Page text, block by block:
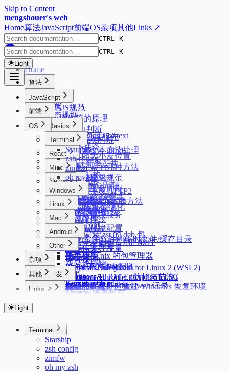
Skip to Content
mengshouer's web
Home算法JavaScript前端OS杂项其他Links ↗
CTRL K
Light
CTRL K
Home
算法
排序
搜索
动态规划
树
二叉树最近公共祖先
JavaScript
前端JS规范
new操作符的原理
数据类型的判断
JSON来回转换的坑
实现 call、apply、bind
标签函数
Promise
Console 的使用
Web Worker
一种简洁的添加入参的方法
动态执行的几种方法
常见JS问题
常见代码片段
异步任务并发量
Deepclone
Lazyman
debounce&throttle（防抖与节流）
Deduplication
反转链表
三数之和
Eventloop
前端
Basics
Formatting Context
css选择器
元素的大小及位置
隐藏元素的几种方法
水平垂直居中
页面的生命周期
关于 1px 问题
Flex
Code
页面大文本崩溃处理
React
React 新老架构
Fiber 架构
React 生命周期
React的严格模式
React的性能优化
Misc
前端模块化规范
DevTools
性能优化
node 版本管理
客户端指纹
Network
HTTP1.1 & HTTP2
HTTP缓存
浏览器跨域
OS
Terminal
Starship
zsh config
zimfw
oh my zsh
Windows
PowerShell profile
oh-my-posh
磁盘管理
Autostartup
系统/常用软件的临时文件/缓存目录
Extensions
Ventoy
Windows Subsystem for Linux 2 (WSL2)
Windows 11 IOT Enterprise LTSC
在独立恢复分区重建 Windows 恢复环境
Linux
Alpine 管理服务
sysctl.conf
dpkg 安装 zst 的 deb 包
中文字体配置
简单使用 nix 的包管理器
Linux 下的 Android
Dropbear
Swap
Mac
Mac 新环境配置
Android
记录一些刷机常用的软件
安卓优化
拨号快捷键
Adb
Kernelsu Overlayfs
Thanox 情景模式
Other
IPv6 设置
PVE CPU 省电配置
杂项
开发
uv
conda
acme.sh 证书管理
Nginx 反向代理
其他
tabby 自建同步服务 tabby-web 记录
浏览器优化
科学上网
MosDNS 屏蔽国内常见的 PCDN
Links ↗
Markdown Editor
Regex Tester
Light
Terminal
Starship
zsh config
zimfw
oh my zsh